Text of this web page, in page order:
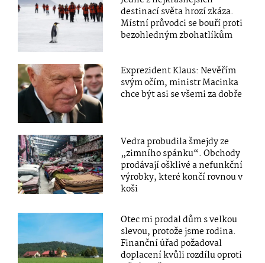
destinací světa hrozí zkáza.
Místní průvodci se bouří proti
bezohledným zbohatlíkům
Exprezident Klaus: Nevěřím
svým očím, ministr Macinka
chce být asi se všemi za dobře
Vedra probudila šmejdy ze
„zimního spánku“. Obchody
prodávají ošklivé a nefunkční
výrobky, které končí rovnou v
koši
Otec mi prodal dům s velkou
slevou, protože jsme rodina.
Finanční úřad požadoval
doplacení kvůli rozdílu oproti